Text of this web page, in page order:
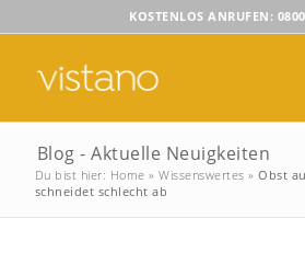
KOSTENLOS ANRUFEN:
Blog - Aktuelle Neuigkeiten
Du bist hier: Home »Wissenswertes »Obst
schneidet schlecht ab